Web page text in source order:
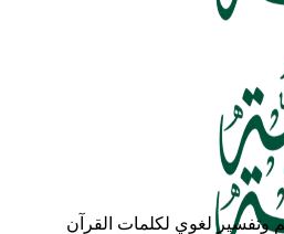
لغوي لكلمات القرآن